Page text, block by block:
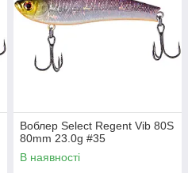
Воблер Select Regent Vib 80S
80mm 23.0g #35
В наявності